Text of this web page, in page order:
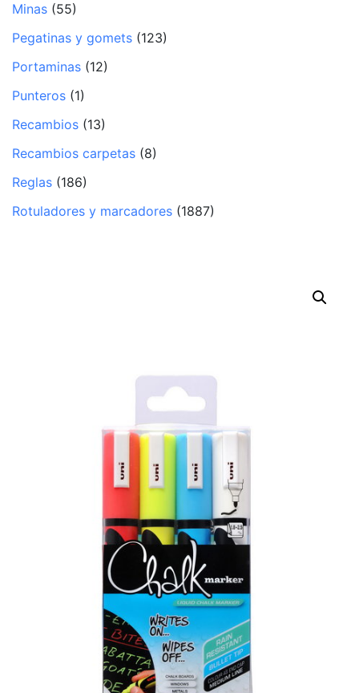
Minas (55)
Pegatinas y gomets (123)
Portaminas (12)
Punteros (1)
Recambios (13)
Recambios carpetas (8)
Reglas (186)
Rotuladores y marcadores (1887)